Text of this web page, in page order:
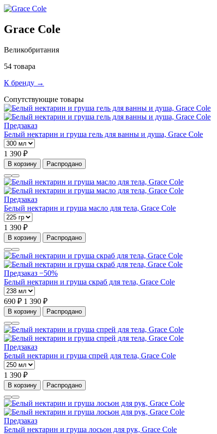
Grace Cole
Великобритания
54 товара
К бренду →
Сопутствующие товары
Предзаказ
Белый нектарин и груша гель для ванны и душа, Grace Cole
1 390 ₽
В корзину Распродано
Предзаказ
Белый нектарин и груша масло для тела, Grace Cole
1 390 ₽
В корзину Распродано
Предзаказ −50%
Белый нектарин и груша скраб для тела, Grace Cole
690 ₽ 1 390 ₽
В корзину Распродано
Предзаказ
Белый нектарин и груша спрей для тела, Grace Cole
1 390 ₽
В корзину Распродано
Предзаказ
Белый нектарин и груша лосьон для рук, Grace Cole